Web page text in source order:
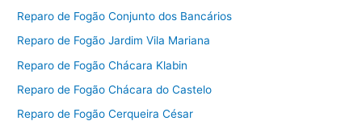
Reparo de Fogão Conjunto dos Bancários
Reparo de Fogão Jardim Vila Mariana
Reparo de Fogão Chácara Klabin
Reparo de Fogão Chácara do Castelo
Reparo de Fogão Cerqueira César